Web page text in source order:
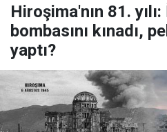
Hiroşima'nın 81.
bombasını kınadı,
yaptı?